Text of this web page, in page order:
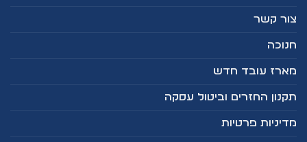
צור קשר
חנוכה
מארז עובד חדש
תקנון החזרים וביטול עסקה
מדיניות פרטיות